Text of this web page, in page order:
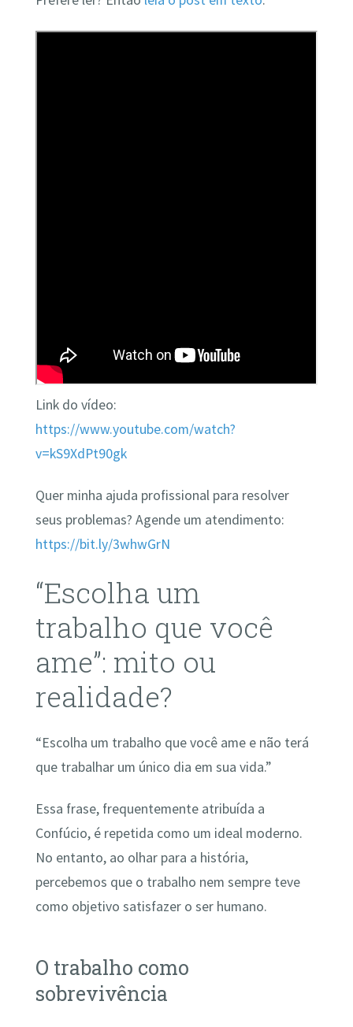
Link do vídeo:
https://www.youtube.com/watch?
v=kS9XdPt90gk
Quer minha ajuda profissional para resolver
seus problemas? Agende um atendimento:
https://bit.ly/3whwGrN
“Escolha um
trabalho que você
ame”: mito ou
realidade?
“Escolha um trabalho que você ame e não terá
que trabalhar um único dia em sua vida.”
Essa frase, frequentemente atribuída a
Confúcio, é repetida como um ideal moderno.
No entanto, ao olhar para a história,
percebemos que o trabalho nem sempre teve
como objetivo satisfazer o ser humano.
O trabalho como
sobrevivência